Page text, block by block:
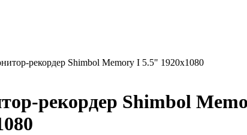
рекордер Shimbol Memory I 5.5" 1920x1080
рекордер Shimbol